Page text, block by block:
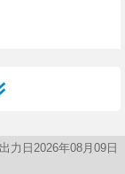
出力日2026年08月09日